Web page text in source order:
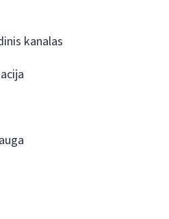
kanalas